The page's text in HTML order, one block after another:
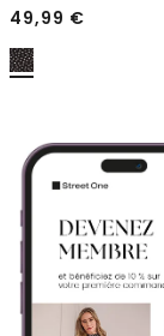
49,99 €